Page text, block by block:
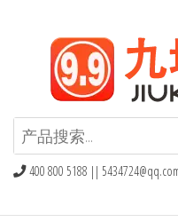
九块九包邮,9
400 800 5188 ||